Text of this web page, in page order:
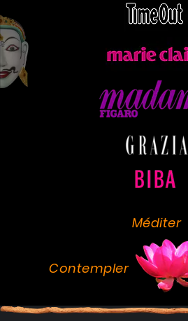
Méditer
Contempler